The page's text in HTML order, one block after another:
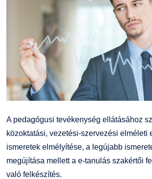
A pedagógusi tevékenység ellátásához
közoktatási, vezetési-szervezési elméleti
ismeretek elmélyítése, a legújabb
megújítása mellett a e-tanulás szakértői
való felkészítés.